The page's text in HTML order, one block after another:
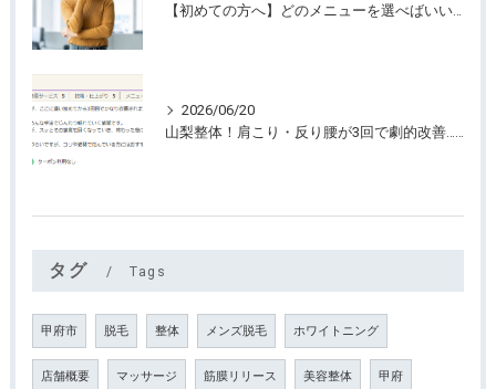
【初めての方へ】どのメニューを選べばいいのか迷っていませんか？
2026/06/20
タグ Tags
甲府市 脱毛 整体 メンズ脱毛 ホワイトニング
店舗概要 マッサージ 筋膜リリース 美容整体 甲府